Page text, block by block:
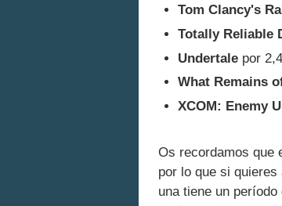
Tom Clancy's
Totally Reliable
Undertale por
What Remains
XCOM: Enemy
Os recordamos que
por lo que si
una tiene un